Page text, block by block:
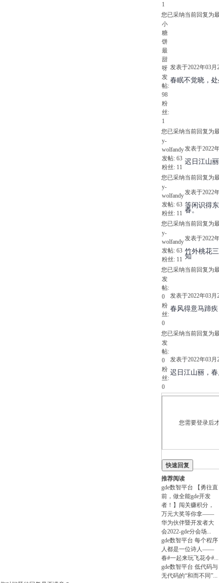
1
您已采纳当前回复为
小
糖
饼
最
甜
呀
发
帖:
98
粉
丝:
1
发表于2022年03月
春眠不觉晓，
您已采纳当前回复为
y-
wolfandy
发帖: 63
粉丝: 11
发表于2022
迟日江山
您已采纳当前回复为
y-
wolfandy
发帖: 63
粉丝: 11
发表于2022
等闲识得
春。
您已采纳当前回复为
y-
wolfandy
发帖: 63
粉丝: 11
发表于2022
竹外桃花
知
您已采纳当前回复为
发
帖:
0
粉
丝:
0
发表于2022年03月
春风得意马蹄
您已采纳当前回复为
发
帖:
0
粉
丝:
0
发表于2022年03月
迟日江山丽，
您需要登录后
快速回复
推荐阅读
gde数智平台
【勇往直
前，做全能gde开发
者！】闯关赚积分，
万元大奖等你拿——
华为伙伴暨开发者大
会2022-gde分会场...
gde数智平台 每个程序
人都是一位诗人——
春#一起来玩飞花令#...
gde数智平台 低代码与
无代码的“和而不同”...